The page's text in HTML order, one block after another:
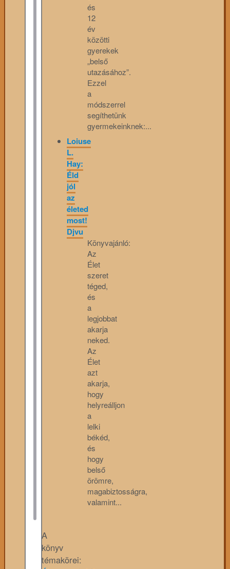
és
12
év
közötti
gyerekek
„belső
utazásához”.
Ezzel
a
módszerrel
segíthetünk
gyermekeinknek:...
Loiuse
L.
Hay:
Éld
jól
az
életed
most!
Djvu
Könyvajánló:
Az
Élet
szeret
téged,
és
a
legjobbat
akarja
neked.
Az
Élet
azt
akarja,
hogy
helyreálljon
a
lelki
békéd,
és
hogy
belső
örömre,
magabiztosságra,
valamint...
A
könyv
témakörei: